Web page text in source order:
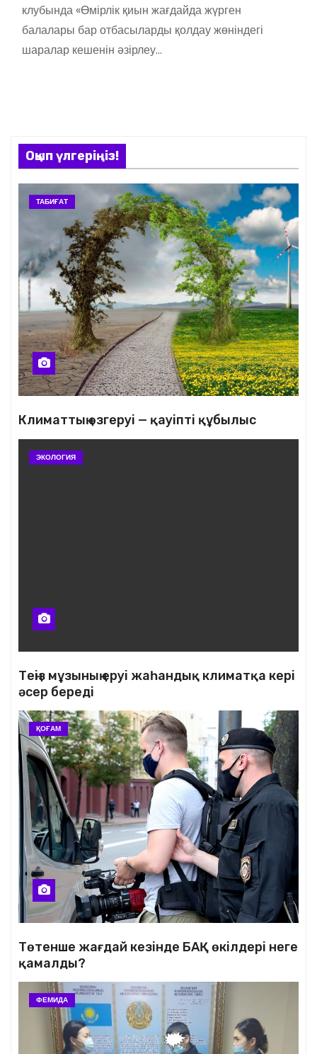
клубында «Өмірлік қиын жағдайда жүрген
балалары бар отбасыларды қолдау жөніндегі
шаралар кешенін әзірлеу…
Оқып үлгеріңіз!
ТАБИҒАТ
Климаттың өзгеруі — қауіпті құбылыс
ЭКОЛОГИЯ
Теңіз мұзының еруі жаһандық климатқа кері
әсер береді
ҚОҒАМ
Төтенше жағдай кезінде БАҚ өкілдері неге
қамалды?
ФЕМИДА